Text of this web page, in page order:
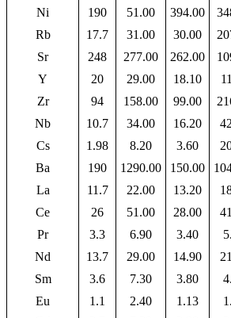
Ni
190 51.00 394.00
Rb
17.7 31.00 30.00
Sr
248 277.00 262.00
Y
20 29.00 18.10
Zr
94 158.00 99.00
Nb
10.7 34.00 16.20
Cs
1.98 8.20 3.60
Ba
190 1290.00 150.00
La
11.7 22.00 13.20
Ce
26 51.00 28.00
Pr
3.3 6.90 3.40
Nd
13.7 29.00 14.90
Sm
3.6 7.30 3.80
Eu
1.1 2.40 1.13